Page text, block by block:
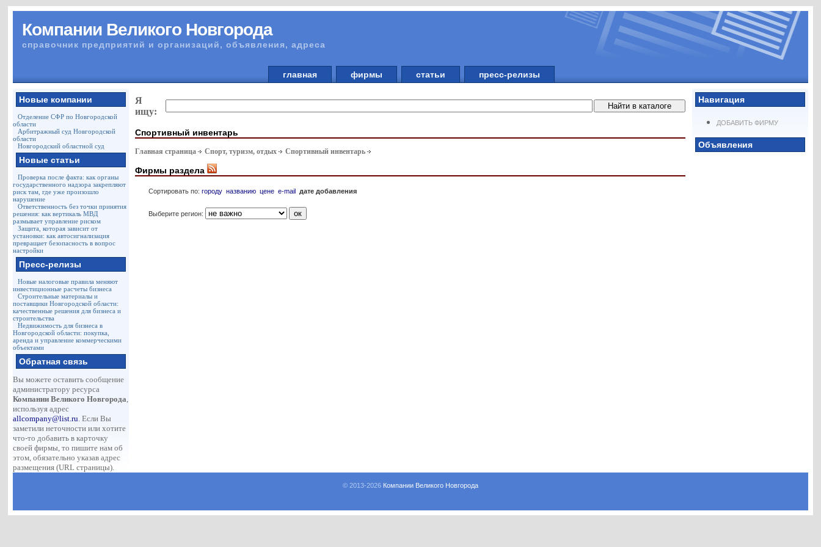
Компании Великого Новгорода
справочник предприятий и организаций, объявления, адреса
главная фирмы статьи пресс-релизы
Новые компании
Отделение СФР по Новгородской
области
Арбитражный суд Новгородской
области
Новгородский областной суд
Новые статьи
Проверка после факта: как органы
государственного надзора закрепляют
риск там, где уже произошло
нарушение
Ответственность без точки принятия
решения: как вертикаль МВД
размывает управление риском
Защита, которая зависит от
установки: как автосигнализация
превращает безопасность в вопрос
настройки
Пресс-релизы
Новые налоговые правила меняют
инвестиционные расчеты бизнеса
Строительные материалы и
поставщики Новгородской области:
качественные решения для бизнеса и
строительства
Недвижимость для бизнеса в
Новгородской области: покупка,
аренда и управление коммерческими
объектами
Обратная связь
Вы можете оставить сообщение
администратору ресурса
Компании Великого Новгорода,
используя адрес
allcompany@list.ru. Если Вы
заметили неточности или хотите
что-то добавить в карточку
своей фирмы, то пишите нам об
этом, обязательно указав адрес
размещения (URL страницы).
Навигация
ДОБАВИТЬ ФИРМУ
Объявления
Я
ищу:
Спортивный инвентарь
Главная страница Спорт, туризм, отдых Спортивный инвентарь
Фирмы раздела
Сортировать по:городу названию цене e-mail дате добавления
Выберите регион:
© 2013-2026 Компании Великого Новгорода